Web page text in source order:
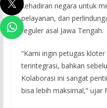
kehadiran negara untuk
pelayanan, dan
reguler asal Jawa Tengah.
“Kami ingin petugas
terintegrasi, bahkan
Kolaborasi ini sangat
bisa lebih maksimal,” ujar